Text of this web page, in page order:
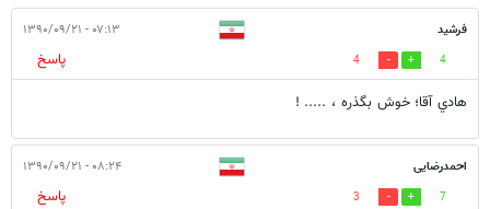
فرشيد ۰۷:۱۳ - ۱۳۹۰/۰۹/۲۱
4
4
پاسخ
هادي آقا؛ خوش بگذره ، ..... !
احمدرضایی ۰۸:۲۴ - ۱۳۹۰/۰۹/۲۱
7
3
پاسخ